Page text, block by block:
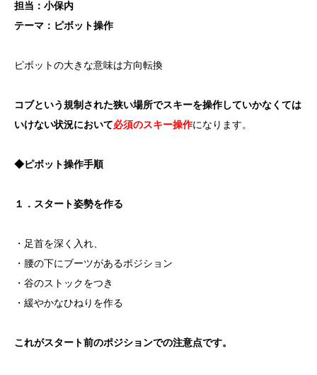
担当：小保内
テーマ：ピボット操作
ピボットの大きな意味は方向転換
コブという規制された狭い場所でスキーを操作していかなくては
いけない状況において必須のスキー操作になります。
◆ピボット操作手順
１．スタート姿勢を作る
・足首を深く入れ、
・腰の下にブーツがあるポジション
・谷のストックをつき
・緩やかなひねりを作る
これがスタート前のポジションでの注意点です。